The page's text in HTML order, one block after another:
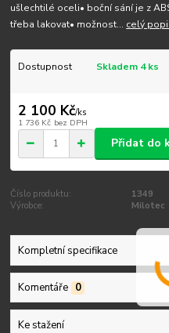
ušlechtilé oceli• boční sání je z
třeba lakovat• možnost... celý
Dostupnost Skladem 4 ks
2 100 Kč/ks
1 736 Kč bez DPH
Přidat do
Číslo produktu:
1349
Výrobce:
Milotec
Kompletní specifikace
Komentáře 0
Ke stažení